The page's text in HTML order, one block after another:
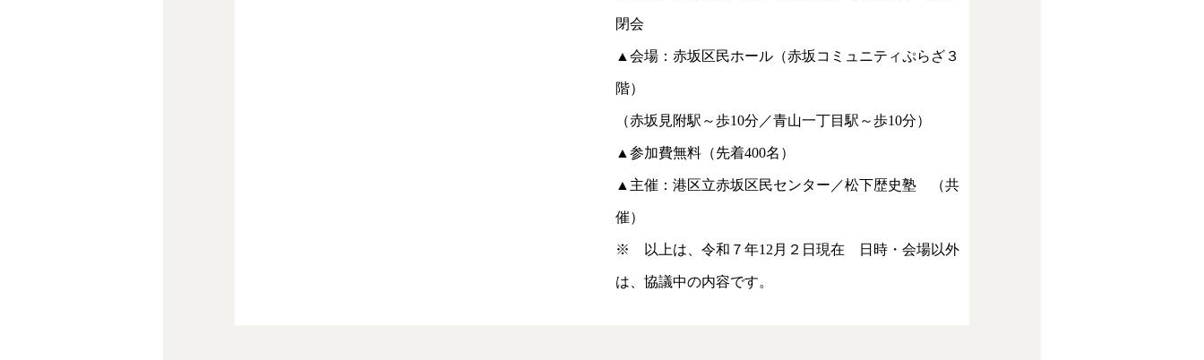
閉会
▲会場：赤坂区民ホール（赤坂コミュニティぷらざ３
階）
（赤坂見附駅～歩10分／青山一丁目駅～歩10分）
▲参加費無料（先着400名）
▲主催：港区立赤坂区民センター／松下歴史塾 （共
催）
※ 以上は、令和７年12月２日現在 日時・会場以外
は、協議中の内容です。